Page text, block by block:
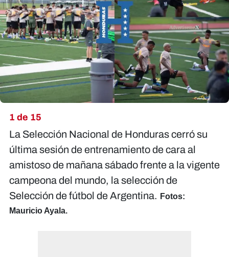
1 de 15
La Selección Nacional de Honduras cerró su
última sesión de entrenamiento de cara al
amistoso de mañana sábado frente a la vigente
campeona del mundo, la selección de
Selección de fútbol de Argentina. Fotos:
Mauricio Ayala.
X